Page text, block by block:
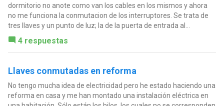
dormitorio no anote como van los cables en los mismos y ahora
no me funciona la conmutacion de los interruptores. Se trata de
tres llaves y un punto de luz; la de la puerta de entrada al...
4 respuestas
Llaves conmutadas en reforma
No tengo mucha idea de electricidad pero he estado haciendo una
reforma en casa y me han montado una instalación eléctrica en